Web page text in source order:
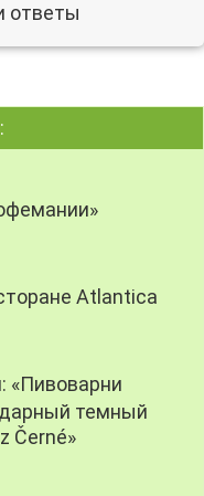
ответы
Atlantica
«Пивоварни
темный
Černé»